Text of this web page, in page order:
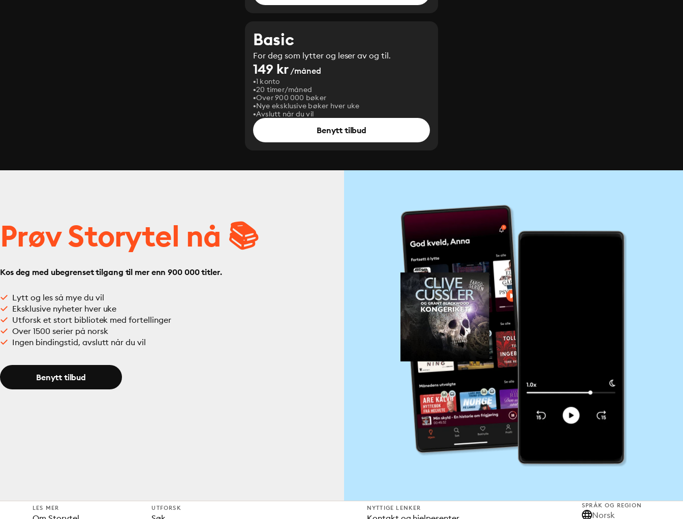
Basic
For deg som lytter og leser av og til.
149 kr/måned
1 konto
20 timer/måned
Over 900 000 bøker
Nye eksklusive bøker hver uke
Avslutt når du vil
Benytt tilbud
Prøv Storytel nå 📚
Kos deg med ubegrenset tilgang til mer enn 900 000 titler.
Lytt og les så mye du vil
Eksklusive nyheter hver uke
Utforsk et stort bibliotek med fortellinger
Over 1500 serier på norsk
Ingen bindingstid, avslutt når du vil
Benytt tilbud
LES MER UTFORSK NYTTIGE LENKER SPRÅK OG REGION
Norsk